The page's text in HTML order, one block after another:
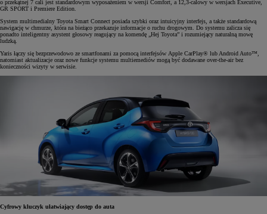
o przekątnej 7 cali jest standardowym wyposażeniem w wersji Comfort, a 12,3-calowy w wersjach Executive,
GR SPORT i Premiere Edition.
System multimedialny Toyota Smart Connect posiada szybki oraz intuicyjny interfejs, a także standardową
nawigację w chmurze, która na bieżąco przekazuje informacje o ruchu drogowym. Do systemu zalicza się
ponadto inteligentny asystent głosowy reagujący na komendę „Hej Toyota” i rozumiejący naturalną mowę
ludzką.
Yaris łączy się bezprzewodowo ze smartfonami za pomocą interfejsów Apple CarPlay® lub Android Auto™,
natomiast aktualizacje oraz nowe funkcje systemu multiemediów mogą być dodawane over-the-air bez
konieczności wizyty w serwisie.
Cyfrowy kluczyk ułatwiający dostęp do auta